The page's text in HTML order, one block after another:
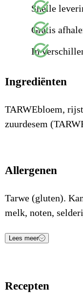
Snelle
Gratis
In
Ingrediënten
TARWEbloem,
zuurdesem
Allergenen
Tarwe (gluten).
melk, noten,
Energie (Kcal)
Lees meer
Recepten